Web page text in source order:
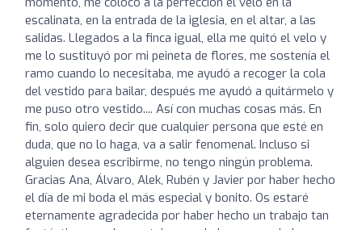
escalinata, en la entrada de la iglesia, en el altar, a las
salidas. Llegados a la finca igual, ella me quitó el velo y
me lo sustituyó por mi peineta de flores, me sostenía el
ramo cuando lo necesitaba, me ayudó a recoger la cola
del vestido para bailar, después me ayudó a quitármelo y
me puso otro vestido.... Así con muchas cosas más. En
fin, solo quiero decir que cualquier persona que esté en
duda, que no lo haga, va a salir fenomenal. Incluso si
alguien desea escribirme, no tengo ningún problema.
Gracias Ana, Álvaro, Alek, Rubén y Javier por haber hecho
el día de mi boda el más especial y bonito. Os estaré
eternamente agradecida por haber hecho un trabajo tan